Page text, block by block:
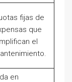
fijas de
que
el
en